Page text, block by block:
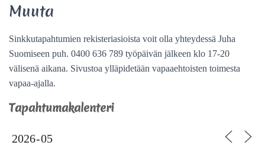
Muuta
Sinkkutapahtumien rekisteriasioista voit olla yhteydessä Juha
Suomiseen puh. 0400 636 789 työpäivän jälkeen klo 17-20
välisenä aikana. Sivustoa ylläpidetään vapaaehtoisten toimesta
vapaa-ajalla.
Tapahtumakalenteri